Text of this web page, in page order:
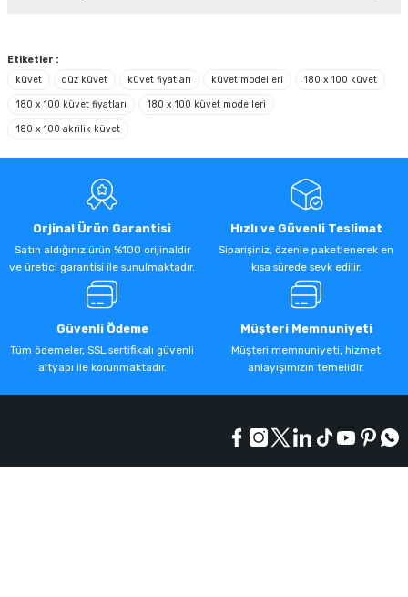
Etiketler :
küvet
düz küvet küvet fiyatları küvet modelleri 180 x 100 küvet
180 x 100 küvet fiyatları 180 x 100 küvet modelleri
180 x 100 akrilik küvet
Orjinal Ürün Garantisi
Satın aldığınız ürün %100 orijinaldir
ve üretici garantisi ile sunulmaktadır.
Hızlı ve Güvenli Teslimat
Siparişiniz, özenle paketlenerek en
kısa sürede sevk edilir.
Güvenli Ödeme
Tüm ödemeler, SSL sertifikalı güvenli
altyapı ile korunmaktadır.
Müşteri Memnuniyeti
Müşteri memnuniyeti, hizmet
anlayışımızın temelidir.